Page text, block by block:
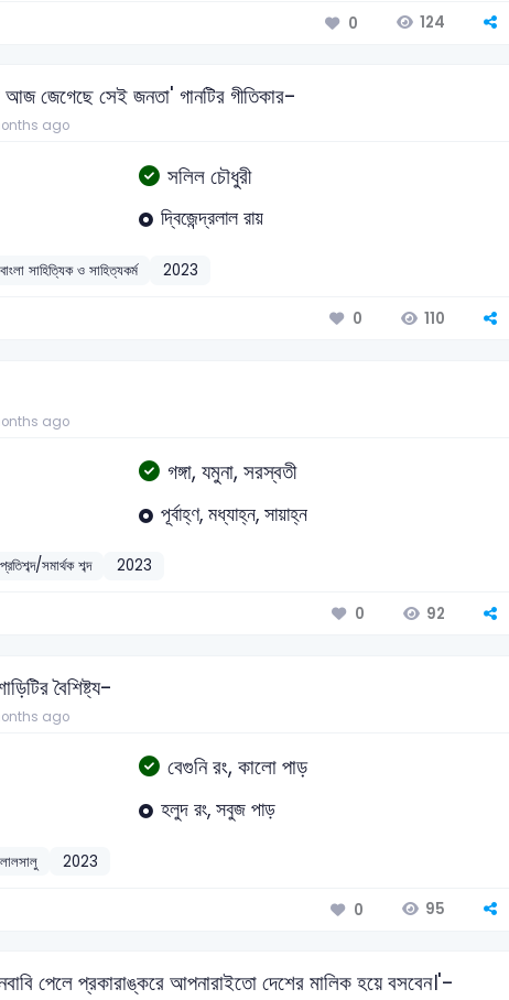
0 124
আজ জেগেছে সেই জনতা' গানটির গীতিকার-
ago
সলিল চৌধুরী
দ্বিজেন্দ্রলাল রায়
বাংলা সাহিত্যিক ও সাহিত্যকর্ম 2023
0 110
ago
গঙ্গা, যমুনা, সরস্বতী
পূর্বাহ্ণ, মধ্যাহ্ন, সায়াহ্ন
প্রতিশব্দ/সমার্থক শব্দ 2023
0 92
বৈশিষ্ট্য-
ago
বেগুনি রং, কালো পাড়
হলুদ রং, সবুজ পাড়
লালসালু 2023
0 95
পেলে প্রকারাঙ্করে আপনারাইতো দেশের মালিক হয়ে বসবেন।'-